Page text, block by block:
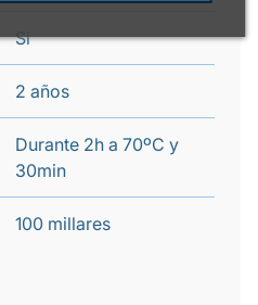
Si
2 años
Durante 2h a 70ºC y
30min
100 millares